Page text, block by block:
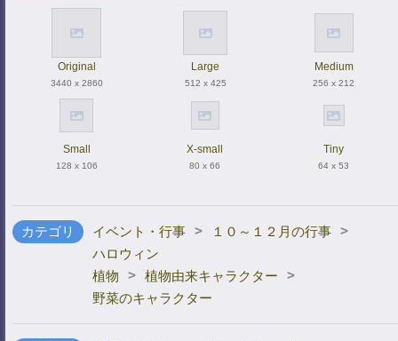
Original
3440 x 2860
Large
512 x 425
Medium
256 x 212
Small
128 x 106
X-small
80 x 66
Tiny
64 x 53
カテゴリ イベント・行事 > １０～１２月の行事 >
ハロウィン
植物
> 植物由来キャラクター >
野菜のキャラクター